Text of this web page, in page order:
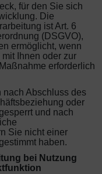
für den Sie sich
Die
ist Art. 6
(DSGVO),
ermöglicht, wenn
Ihnen oder zur
erforderlich
nach Abschluss des
oder
und nach
Sie nicht einer
haben.
bei Nutzung